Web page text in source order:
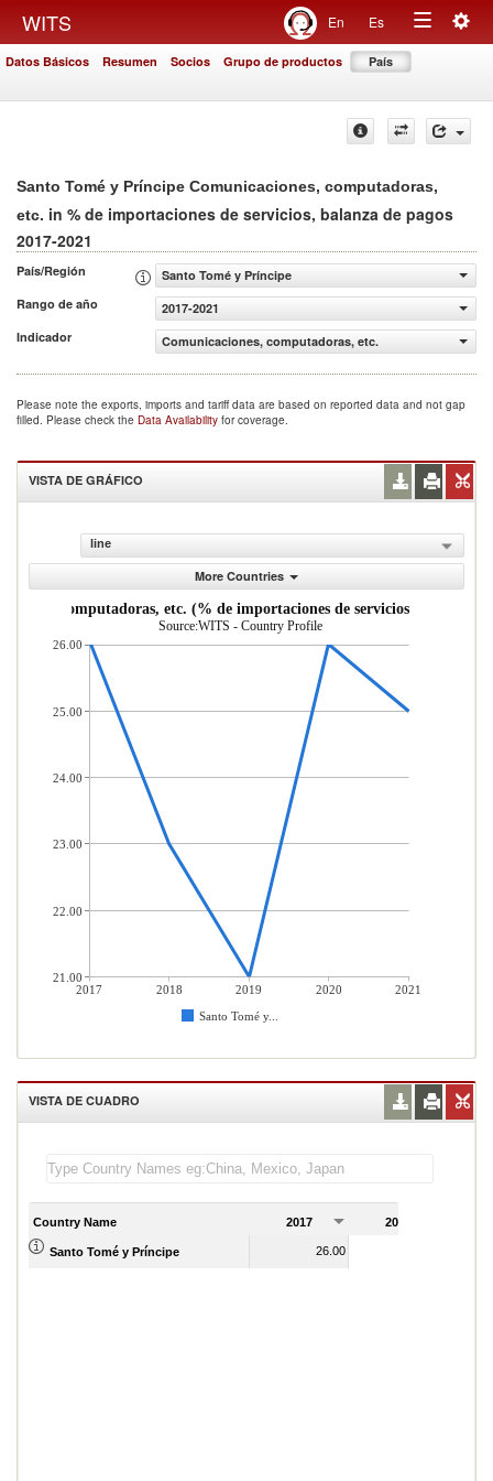
WITS En Es
Toggle
Datos Básicos Resumen Socios Grupo de productos País
Santo Tomé y Príncipe Comunicaciones, computadoras,
etc. in % de importaciones de servicios, balanza de pagos
2017-2021
País/Región
Santo Tomé y Príncipe
Rango de año
2017-2021
Indicador
Comunicaciones, computadoras, etc. (% de
Please note the exports, imports and tariff data are based on reported data and not gap
filled. Please check the Data Availability for coverage.
VISTA DE GRÁFICO
line
More Countries
computadoras, etc. (% de importaciones de servicios, balanza de
Source:WITS - Country Profile
2017 2018 2019 2020
2021
Santo Tomé y...
26.00
25.00
24.00
23.00
22.00
21.00
VISTA DE CUADRO
Country Name 2017 2018
Santo Tomé y Príncipe 26.00